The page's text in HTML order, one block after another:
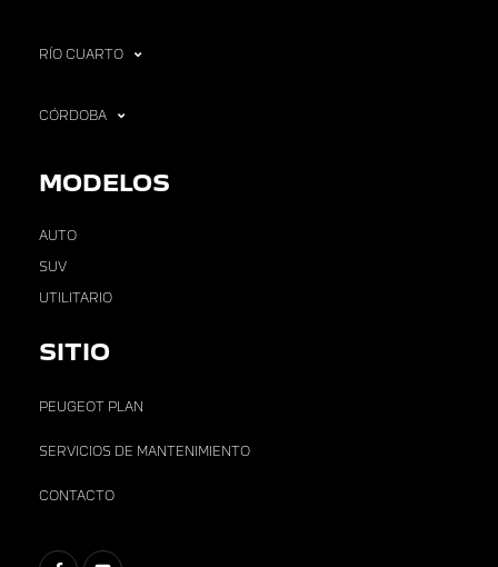
RÍO CUARTO
CÓRDOBA
MODELOS
AUTO
SUV
UTILITARIO
SITIO
PEUGEOT PLAN
SERVICIOS DE MANTENIMIENTO
CONTACTO